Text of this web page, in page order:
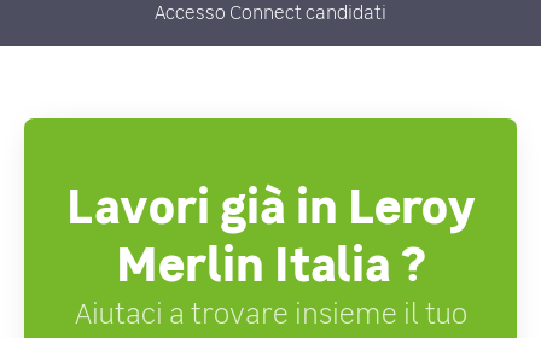
Accesso Connect candidati
Lavori già in Leroy
Merlin Italia ?
Aiutaci a trovare insieme il tuo